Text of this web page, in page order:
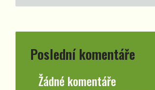
Poslední komentáře
Žádné komentáře